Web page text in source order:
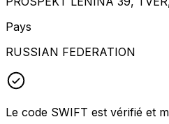
Pays
RUSSIAN FEDERATION
Le code SWIFT est vérifié et